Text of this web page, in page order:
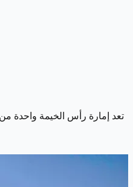
تعد إمارة رأس الخيمة واحدة من